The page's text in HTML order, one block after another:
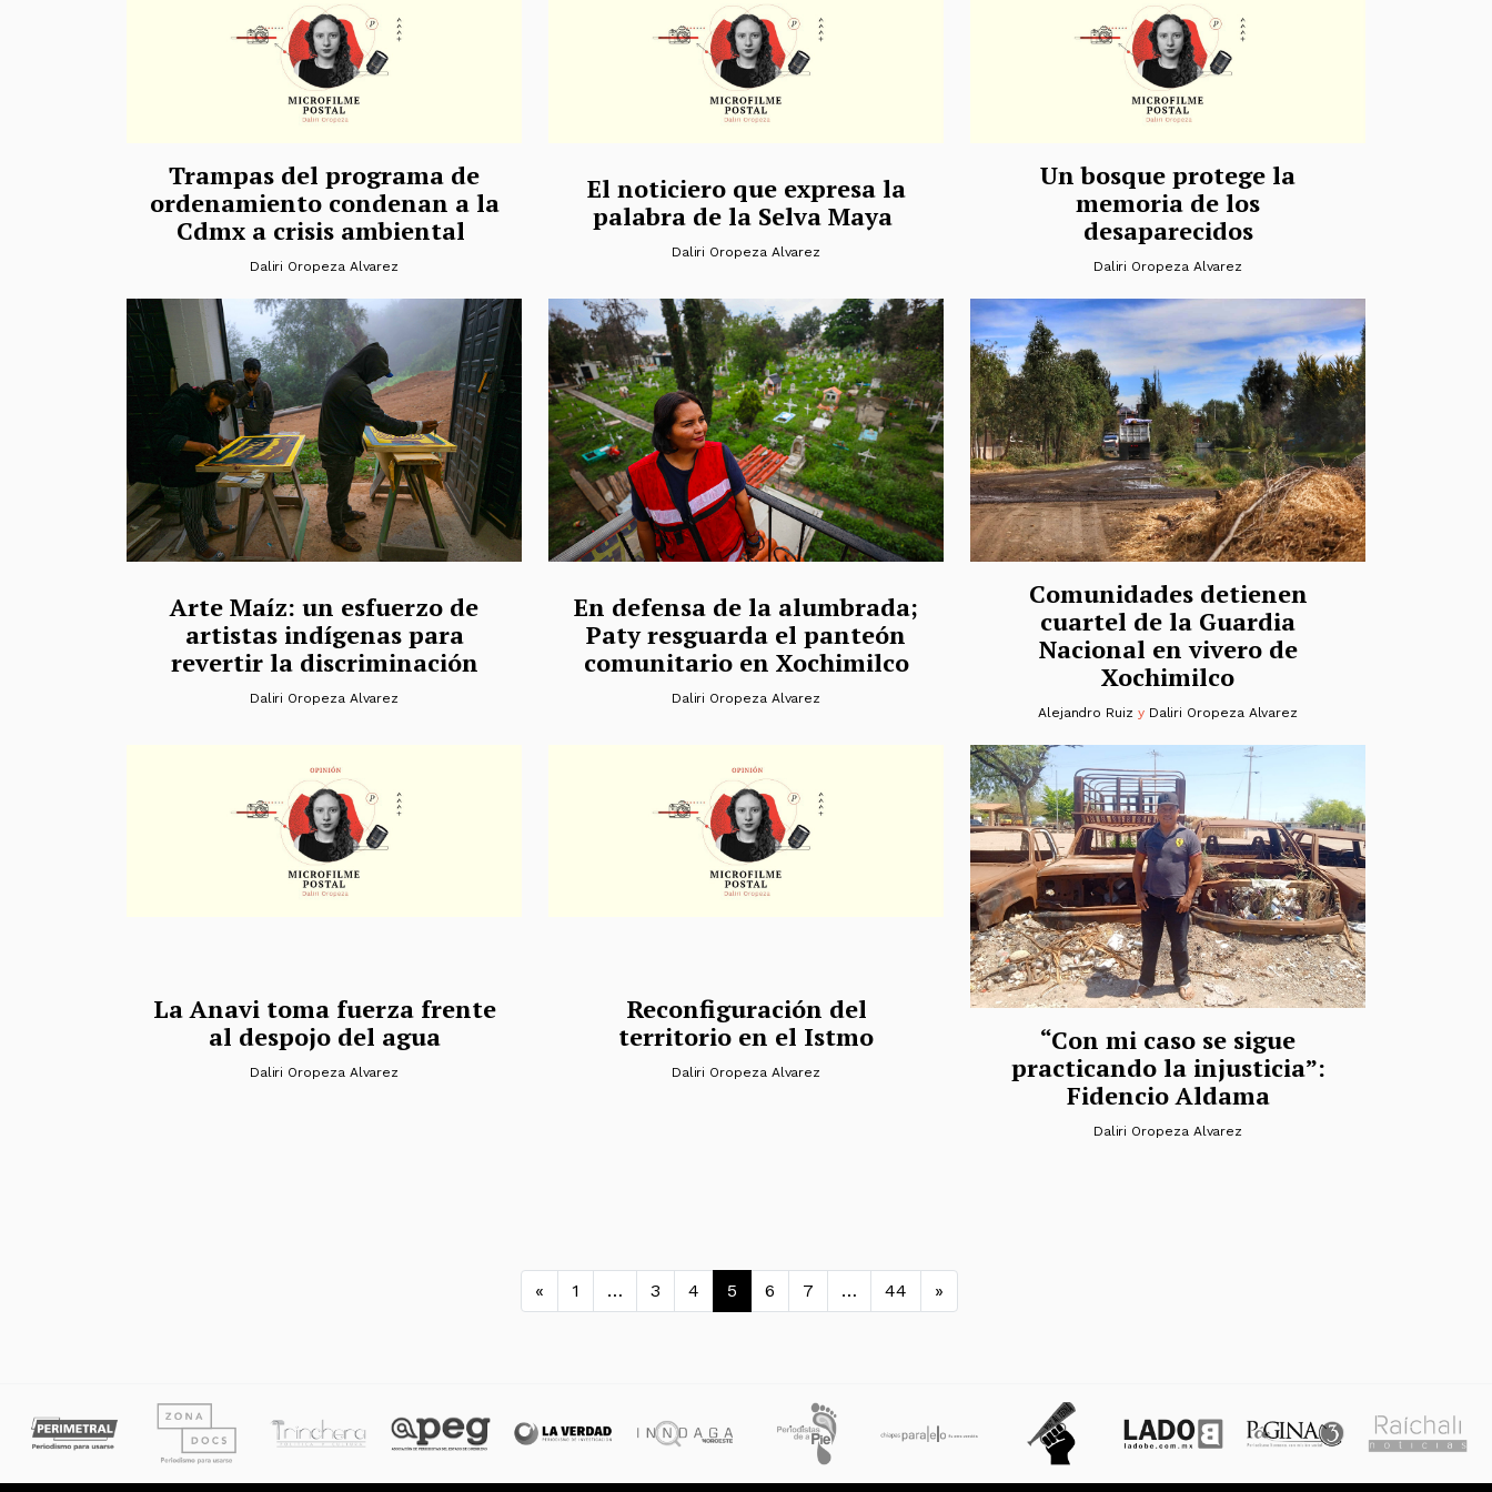
Trampas del programa de
ordenamiento condenan a la
Cdmx a crisis ambiental
Daliri Oropeza Alvarez
El noticiero que expresa la
palabra de la Selva Maya
Daliri Oropeza Alvarez
Un bosque protege la
memoria de los
desaparecidos
Daliri Oropeza Alvarez
Arte Maíz: un esfuerzo de
artistas indígenas para
revertir la discriminación
Daliri Oropeza Alvarez
En defensa de la alumbrada;
Paty resguarda el panteón
comunitario en Xochimilco
Daliri Oropeza Alvarez
Comunidades detienen
cuartel de la Guardia
Nacional en vivero de
Xochimilco
Alejandro Ruiz y Daliri Oropeza Alvarez
La Anavi toma fuerza frente
al despojo del agua
Daliri Oropeza Alvarez
Reconfiguración del
territorio en el Istmo
Daliri Oropeza Alvarez
“Con mi caso se sigue
practicando la injusticia”:
Fidencio Aldama
Daliri Oropeza Alvarez
Navegación de entradas
« 1 … 3 4 5 6 7 … 44 »